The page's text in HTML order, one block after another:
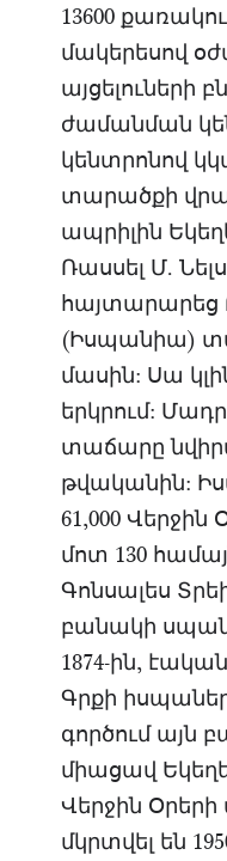
13600
մակերեսով
այցելուների
ժամանման
կենտրոնով
տարածքի
ապրիլին
Ռասսել Մ.
հայտարարեց
(Իսպանիա)
մասին: Սա
երկրում:
տաճարը
թվականին:
61,000 Վերջին
մոտ 130
Գոնսալես
բանակի
1874-ին,
Գրքի
գործում այն
միացավ
Վերջին
մկրտվել են